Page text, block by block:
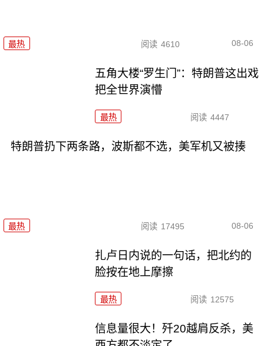
最热 阅读 4610 08-06
五角大楼“罗生门”：特朗普这出戏
把全世界演懵
最热 阅读 4447
特朗普扔下两条路，波斯都不选，美军机又被揍
最热 阅读 17495 08-06
扎卢日内说的一句话，把北约的
脸按在地上摩擦
最热 阅读 12575
信息量很大！歼20越肩反杀，美